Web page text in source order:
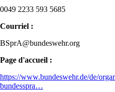
0049 2233 593 5685
Courriel :
BSprA@bundeswehr.org
Page d'accueil :
https://www.bundeswehr.de/de/
bundesspra…